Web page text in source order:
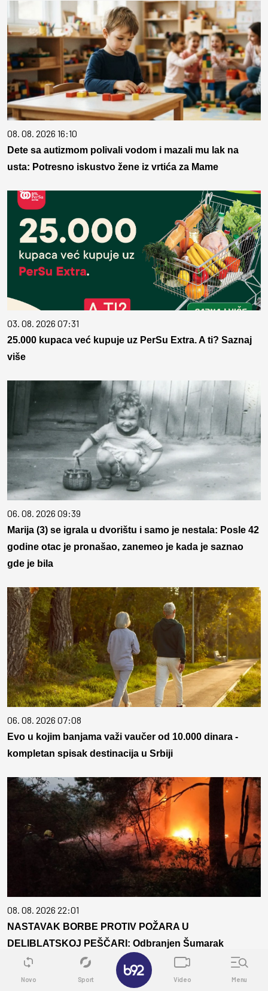
08. 08. 2026 16:10
Dete sa autizmom polivali vodom i mazali mu lak na
usta: Potresno iskustvo žene iz vrtića za Mame
03. 08. 2026 07:31
25.000 kupaca već kupuje uz PerSu Extra. A ti? Saznaj
više
06. 08. 2026 09:39
Marija (3) se igrala u dvorištu i samo je nestala: Posle 42
godine otac je pronašao, zanemeo je kada je saznao
gde je bila
06. 08. 2026 07:08
Evo u kojim banjama važi vaučer od 10.000 dinara -
kompletan spisak destinacija u Srbiji
08. 08. 2026 22:01
NASTAVAK BORBE PROTIV POŽARA U
DELIBLATSKOJ PEŠČARI: Odbranjen Šumarak
Novo Sport Video Menu
✕